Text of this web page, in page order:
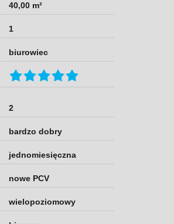
40,00 m²
1
biurowiec
2
bardzo dobry
jednomiesięczna
nowe PCV
wielopoziomowy